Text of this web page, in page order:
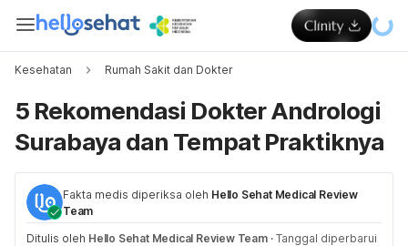
Kesehatan Rumah Sakit dan Dokter
5 Rekomendasi Dokter Andrologi
Surabaya dan Tempat Praktiknya
Fakta medis diperiksa oleh Hello Sehat Medical Review
Team
Ditulis oleh Hello Sehat Medical Review Team · Tanggal diperbarui